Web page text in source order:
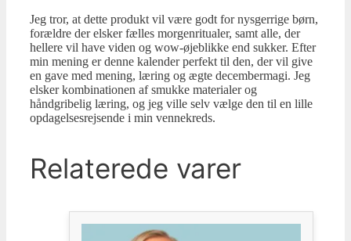
Jeg tror, at dette produkt vil være godt for nysgerrige børn,
forældre der elsker fælles morgenritualer, samt alle, der
hellere vil have viden og wow-øjeblikke end sukker. Efter
min mening er denne kalender perfekt til den, der vil give
en gave med mening, læring og ægte decembermagi. Jeg
elsker kombinationen af smukke materialer og
håndgribelig læring, og jeg ville selv vælge den til en lille
opdagelsesrejsende i min vennekreds.
Relaterede varer